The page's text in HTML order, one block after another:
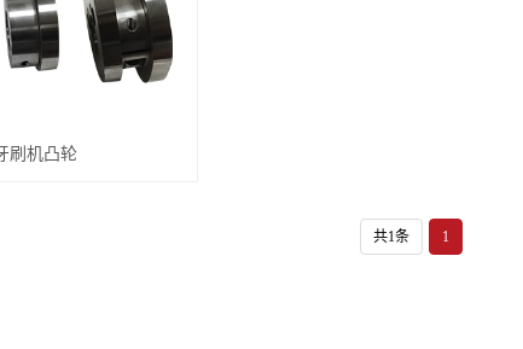
刷机凸轮
共1条 1